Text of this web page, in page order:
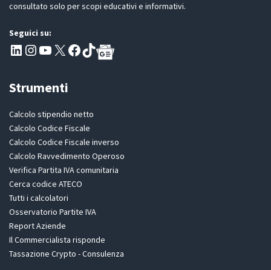
consultato solo per scopi educativi e informativi.
Seguici su:
Pagina LinkedIn PartitaIva
Instagram
Canale YouTube Evoluzione - Partitaiva.it
X Segui PartitaIva su Facebook
TikTok
Strumenti
Calcolo stipendio netto
Calcolo Codice Fiscale
Calcolo Codice Fiscale inverso
Calcolo Ravvedimento Operoso
Verifica Partita IVA comunitaria
Cerca codice ATECO
Tutti i calcolatori
Osservatorio Partite IVA
Report Aziende
Il Commercialista risponde
Tassazione Crypto - Consulenza